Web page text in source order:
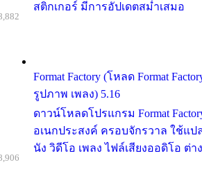
สติกเกอร์ มีการอัปเดตสม่ำเสมอ
Format Factory (โหลด Format
รูปภาพ เพลง) 5.16
ดาวน์โหลดโปรแกรม Format
อเนกประสงค์ ครอบจักรวาล ใช้แ
นัง วิดีโอ เพลง ไฟล์เสียงออดิโอ ต่า